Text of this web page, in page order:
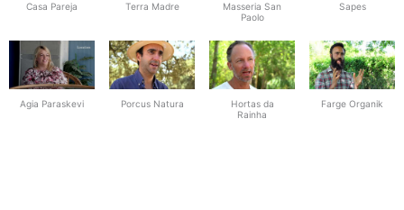
Casa Pareja Terra Madre
Masseria San
Paolo
Sapes
Agia Paraskevi Porcus Natura
Hortas da
Rainha
Farge Organik